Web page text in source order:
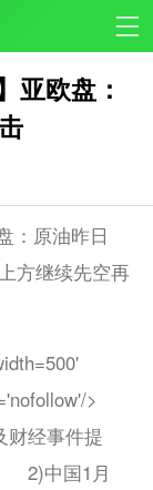
亚欧盘：
原油昨日
方继续先空再
>
财经事件提
2)中国1月